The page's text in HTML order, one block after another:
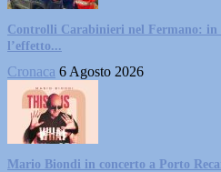
Controlli Carabinieri nel Fermano: in
l’effetto...
Cronaca 6 Agosto 2026
Mario Biondi in concerto a Porto